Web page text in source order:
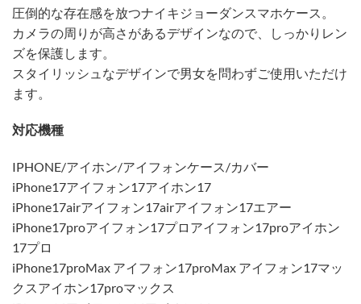
圧倒的な存在感を放つナイキジョーダンスマホケース。
カメラの周りが高さがあるデザインなので、しっかりレン
ズを保護します。
スタイリッシュなデザインで男女を問わずご使用いただけ
ます。
対応機種
IPHONE/アイホン/アイフォンケース/カバー
iPhone17アイフォン17アイホン17
iPhone17airアイフォン17airアイフォン17エアー
iPhone17proアイフォン17プロアイフォン17proアイホン
17プロ
iPhone17proMax アイフォン17proMax アイフォン17マッ
クスアイホン17proマックス